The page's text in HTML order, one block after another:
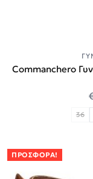
Commanchero
36
ΠΡΟΣΦΟΡΆ!